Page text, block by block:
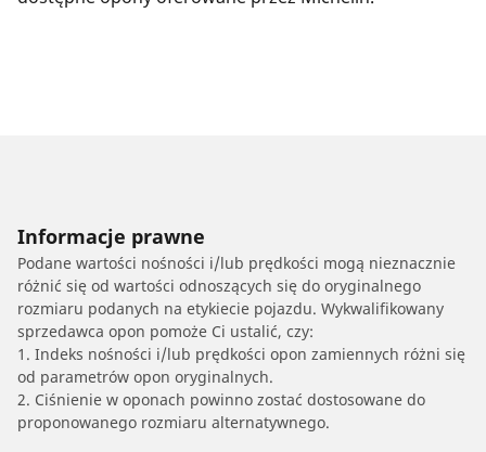
Informacje prawne
Podane wartości nośności i/lub prędkości mogą nieznacznie
różnić się od wartości odnoszących się do oryginalnego
rozmiaru podanych na etykiecie pojazdu. Wykwalifikowany
sprzedawca opon pomoże Ci ustalić, czy:
1. Indeks nośności i/lub prędkości opon zamiennych różni się
od parametrów opon oryginalnych.
2. Ciśnienie w oponach powinno zostać dostosowane do
proponowanego rozmiaru alternatywnego.